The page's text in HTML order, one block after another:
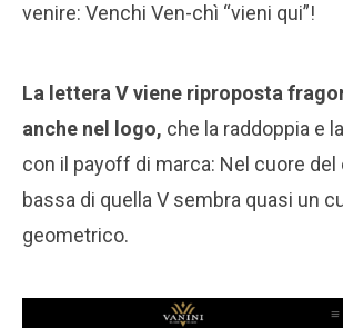
venire: Venchi Ven-chì “vieni qui”!
La lettera V viene riproposta
anche nel logo, che la raddoppia e
con il payoff di marca: Nel cuore del
bassa di quella V sembra quasi un
geometrico.